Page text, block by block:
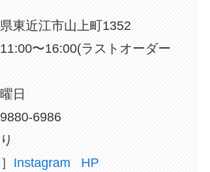
県東近江市山上町1352
11:00〜16:00(ラストオーダー
日
6986
Instagram HP